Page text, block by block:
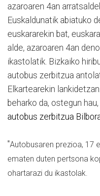
azaroaren 4an
Euskaldunatik abiatuko
euskararekin bat,
alde, azaroaren 4an
ikastolatik. Bizkaiko
autobus zerbitzua
Elkartearekin
beharko da, ostegun
autobus zerbitzua
"Autobusaren prezioa, 17
ematen duten pertsona
ohartarazi du ikastolak.